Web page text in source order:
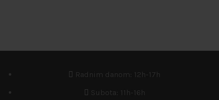
Radnim danom: 12h-17h
Subota: 11h-16h